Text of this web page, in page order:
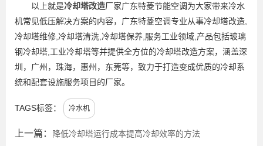
以上就是冷却塔改造厂家广东特菱节能空调为大家带来冷水
机常见低压解决方案的内容，广东特菱空调专业从事冷却塔改造,
冷却塔维修,冷却塔清洗,冷却塔保养,服务工业领域,产品包括玻璃
钢冷却塔,工业冷却塔等并提供全方位的冷却塔改造方案，涵盖深
圳，广州，珠海，惠州，东莞等，致力于打造变成优质的冷却系
统和配套设施服务项目的厂家。
TAGS标签： 冷水机
上一篇： 降低冷却塔运行成本提高冷却效率的方法